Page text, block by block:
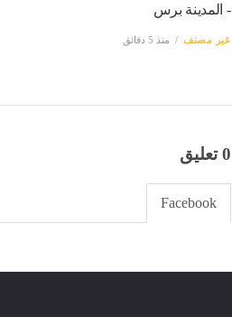
- المدينة برس
غير مصنف منذ 5 دقائق
0 تعليق
Facebook